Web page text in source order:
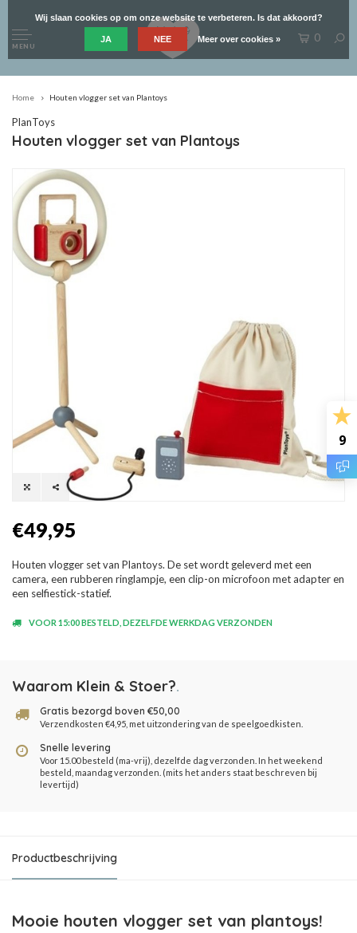
9
MENU
0
Home Houten vlogger set van Plantoys
PlanToys
Houten vlogger set van Plantoys
€49,95
Houten vlogger set van Plantoys. De set wordt geleverd met een
camera, een rubberen ringlampje, een clip-on microfoon met adapter en
een selfiestick-statief.
VOOR 15:00 BESTELD, DEZELFDE WERKDAG VERZONDEN
Waarom Klein & Stoer?.
Gratis bezorgd boven €50,00
Verzendkosten €4,95, met uitzondering van de speelgoedkisten.
Snelle levering
Voor 15.00 besteld (ma-vrij), dezelfde dag verzonden. In het weekend
besteld, maandag verzonden. (mits het anders staat beschreven bij
levertijd)
Productbeschrijving
Mooie houten vlogger set van plantoys!
Wij slaan cookies op om onze website te verbeteren. Is dat akkoord?
JA NEE Meer over cookies »